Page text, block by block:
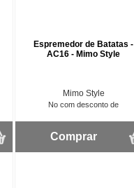
Espremedor de Batatas -
AC16 - Mimo Style
Mimo Style
No com desconto de
Comprar